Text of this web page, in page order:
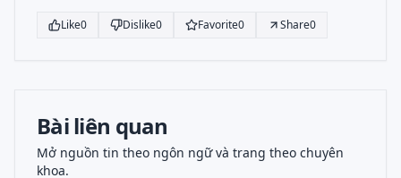
Like0 Dislike0 Favorite0 Share0
Bài liên quan
Mở nguồn tin theo ngôn ngữ và trang theo chuyên
khoa.